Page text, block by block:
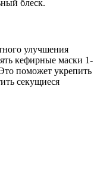
блеск.
улучшения
кефирные маски 1-
поможет укрепить
секущиеся